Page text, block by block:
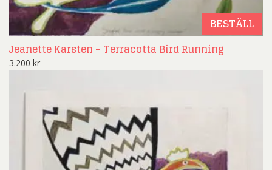
BESTÄLL
Jeanette Karsten – Terracotta Bird Running
3.200 kr